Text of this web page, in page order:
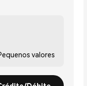
valores